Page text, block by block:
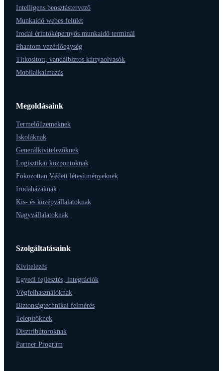
Intelligens beosztástervező
Munkaidő webes felület
Irodai érintőképernyős munkaidő terminál
Phantom vezérlőegység
Titkosított, vandálbiztos kártyaolvasók
Mobilalkalmazás
Megoldásaink
Termelőüzemeknek
Iskoláknak
Generálkivitelezőknek
Logisztikai központoknak
Fokozottan Védett létesítményeknek
Irodaházaknak
Kis- és középvállalatoknak
Nagyvállalatoknak
Szolgáltatásaink
Kivitelezés
Egyedi fejlesztés, integrációk
Végfelhasználóknak
Biztonságtechnikai felmérés
Telepítőknek
Disztribútoroknak
Partner Program